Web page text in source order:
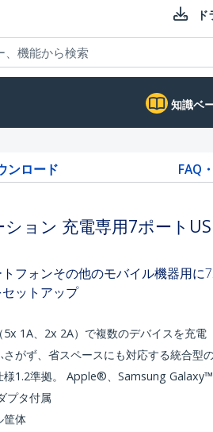
知識ベ
ンロード
FAQ
ション 充電専用7ポート
フォンその他のモバイル機器用に
ットアップ
5x 1A、2x 2A）で複数のデバイスを充電
がず、省スペースにも対応する統合型
様1.2準拠。 Apple®、Samsung
プタ付属
筐体